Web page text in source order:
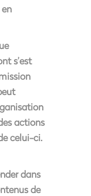
s’est
actions
celui-ci.
dans
de